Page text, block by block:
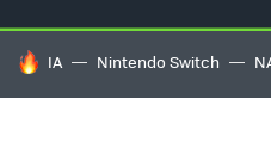
HOY SE HABLA DE
IA Nintendo Switch